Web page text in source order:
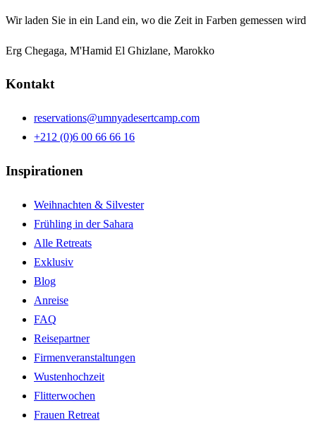
Wir laden Sie in ein Land ein, wo die Zeit in Farben gemessen wird
Erg Chegaga, M'Hamid El Ghizlane, Marokko
Kontakt
reservations@umnyadesertcamp.com
+212 (0)6 00 66 66 16
Inspirationen
Weihnachten & Silvester
Frühling in der Sahara
Alle Retreats
Exklusiv
Blog
Anreise
FAQ
Reisepartner
Firmenveranstaltungen
Wustenhochzeit
Flitterwochen
Frauen Retreat